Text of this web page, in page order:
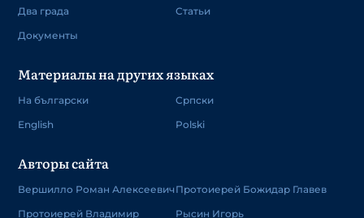
Два града
Документы
Статьи
Материалы на других языках
На български
English
Српски
Polski
Авторы сайта
Вершилло Роман Алексеевич
Протоиерей Владимир
Протоиерей Божидар Главев
Рысин Игорь